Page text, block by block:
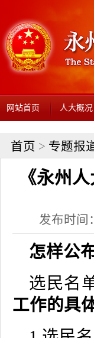
网站首页 人大概况
首页 > 专题报
《永州
发布时间
怎样公
选民名
工作的具